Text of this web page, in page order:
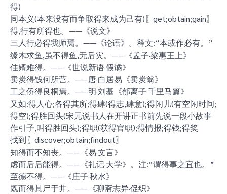
得)
同本义(本来没有而争取得来成为己有)〖get;obtain;gain〗
得,行有所得也。——《说文》
三人行必得我师焉。——《论语》。释文:“本或作必有。”
缘木求鱼,虽不得鱼,无后灾。——《孟子·梁惠王上》
佳婿难得。——《世说新语·假谲》
卖炭得钱何所营。——唐·白居易《卖炭翁》
工之侨得良桐焉。——明·刘基《郁离子·千里马篇》
又如:得人心;各得其所;得肆(得志,肆意);得闲儿(有空闲时间;
得空);得胜回头(宋元说书人在开讲正书前先说一段小故事
作引子,叫得胜回头);得职(获得官职);得情报;得钱;得奖
找到〖discover;obtain;findout〗
知得而不知丧。——《易·文言》
虑而后后能得。——《礼记·大学》。注:“谓得事之宜也。”
至德不得。——《庄子·秋水》
既而得其尸于井。——《聊斋志异·促织》